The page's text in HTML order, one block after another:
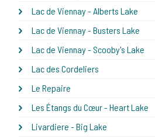
Lac de Viennay - Alberts Lake
Lac de Viennay - Busters Lake
Lac de Viennay - Scooby's Lake
Lac des Cordeliers
Le Repaire
Les Étangs du Cœur - Heart Lake
Livardiere - Big Lake